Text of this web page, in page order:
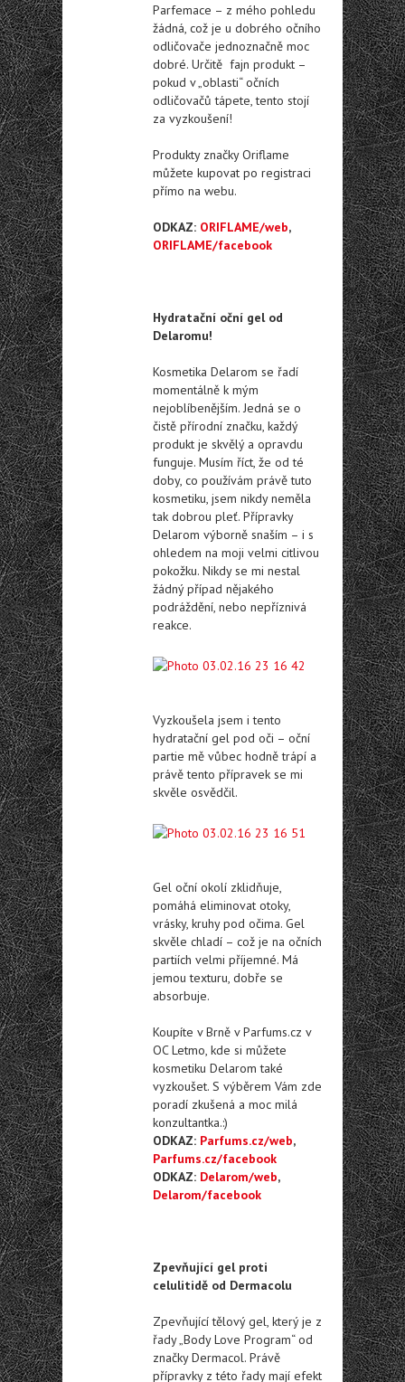
Parfemace – z mého pohledu
žádná, což je u dobrého očního
odličovače jednoznačně moc
dobré. Určitě fajn produkt –
pokud v „oblasti“ očních
odličovačů tápete, tento stojí
za vyzkoušení!
Produkty značky Oriflame
můžete kupovat po registraci
přímo na webu.
ODKAZ: ORIFLAME/web,
ORIFLAME/facebook
Hydratační oční gel od
Delaromu!
Kosmetika Delarom se řadí
momentálně k mým
nejoblíbenějším. Jedná se o
čistě přírodní značku, každý
produkt je skvělý a opravdu
funguje. Musím říct, že od té
doby, co používám právě tuto
kosmetiku, jsem nikdy neměla
tak dobrou pleť. Přípravky
Delarom výborně snaším – i s
ohledem na moji velmi citlivou
pokožku. Nikdy se mi nestal
žádný případ nějakého
podráždění, nebo nepříznivá
reakce.
Vyzkoušela jsem i tento
hydratační gel pod oči – oční
partie mě vůbec hodně trápí a
právě tento přípravek se mi
skvěle osvědčil.
Gel oční okolí zklidňuje,
pomáhá eliminovat otoky,
vrásky, kruhy pod očima. Gel
skvěle chladí – což je na očních
partiích velmi příjemné. Má
jemou texturu, dobře se
absorbuje.
Koupíte v Brně v Parfums.cz v
OC Letmo, kde si můžete
kosmetiku Delarom také
vyzkoušet. S výběrem Vám zde
poradí zkušená a moc milá
konzultantka.:)
ODKAZ: Parfums.cz/web,
Parfums.cz/facebook
ODKAZ: Delarom/web,
Delarom/facebook
Zpevňující gel proti
celulitidě od Dermacolu
Zpevňující tělový gel, který je z
řady „Body Love Program“ od
značky Dermacol. Právě
přípravky z této řady mají efekt